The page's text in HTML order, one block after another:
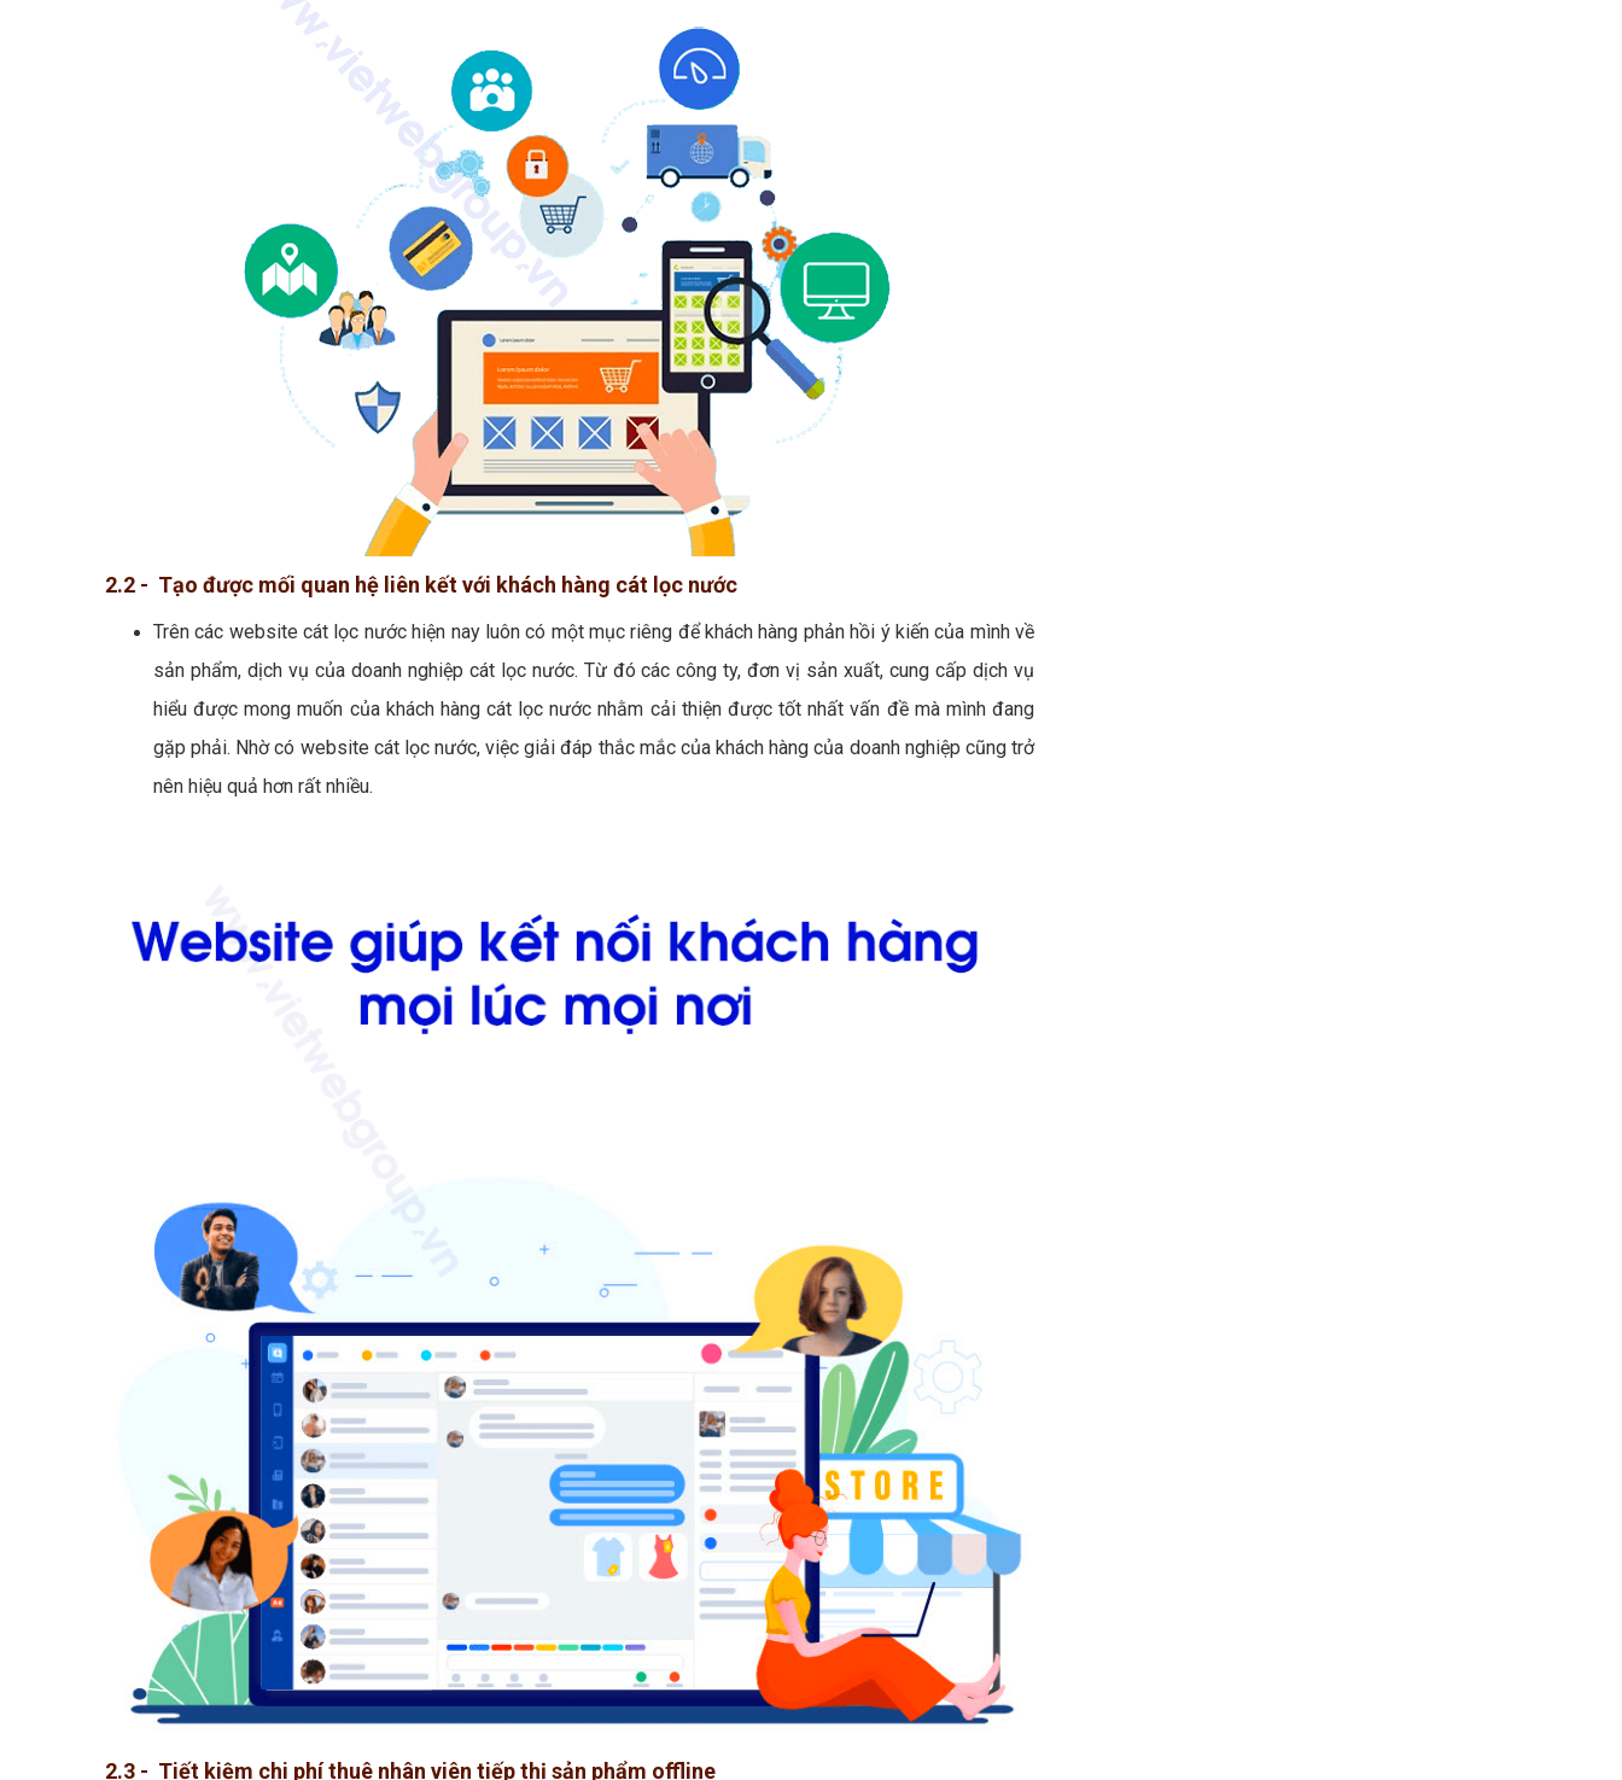
2.2 - Tạo được mối quan hệ liên kết với khách hàng cát lọc nước
Trên các website cát lọc nước hiện nay luôn có một mục riêng để khách hàng phản hồi ý kiến của mình về
sản phẩm, dịch vụ của doanh nghiệp cát lọc nước. Từ đó các công ty, đơn vị sản xuất, cung cấp dịch vụ
hiểu được mong muốn của khách hàng cát lọc nước nhằm cải thiện được tốt nhất vấn đề mà mình đang
gặp phải. Nhờ có website cát lọc nước, việc giải đáp thắc mắc của khách hàng của doanh nghiệp cũng trở
nên hiệu quả hơn rất nhiều.
2.3 - Tiết kiệm chi phí thuê nhân viên tiếp thị sản phẩm offline